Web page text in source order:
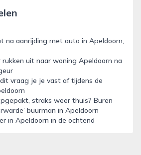
na aanrijding met auto in Apeldoorn,
uit naar woning Apeldoorn na
vraag je je vast af tijdens de
straks weer thuis? Buren
buurman in Apeldoorn
in Apeldoorn in de ochtend